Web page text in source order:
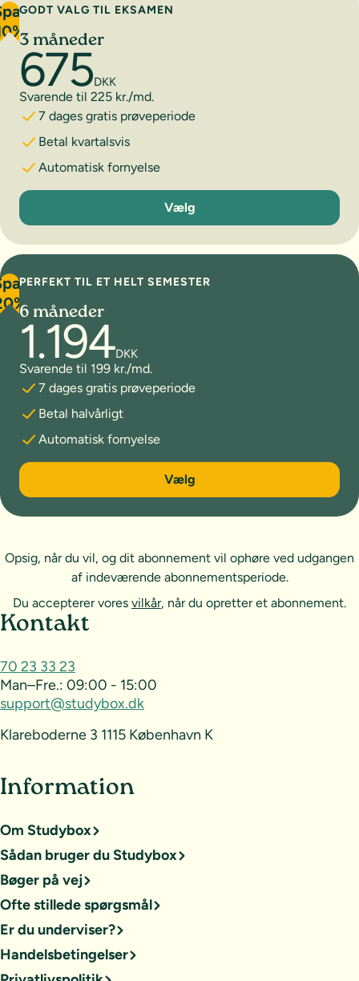
GODT VALG TIL EKSAMEN
3 måneder
675DKK
Svarende til 225 kr./md.
7 dages gratis prøveperiode
Betal kvartalsvis
Automatisk fornyelse
3 måneder
Vælg
PERFEKT TIL ET HELT SEMESTER
6 måneder
1.194DKK
Svarende til 199 kr./md.
7 dages gratis prøveperiode
Betal halvårligt
Automatisk fornyelse
6 måneder
Vælg
Opsig, når du vil, og dit abonnement vil ophøre ved udgangen
af indeværende abonnementsperiode.
Du accepterer vores vilkår, når du opretter et abonnement.
Sideoversigt og kontakt
Kontakt
70 23 33 23
Man–Fre.: 09:00 - 15:00
support@studybox.dk
Klareboderne 3 1115 København K
Information
Om Studybox
Sådan bruger du Studybox
Bøger på vej
Ofte stillede spørgsmål
Er du underviser?
Handelsbetingelser